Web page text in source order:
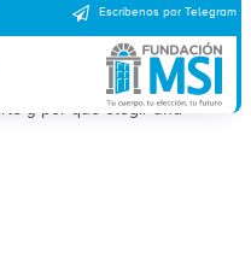
Escríbenos por Telegram
sola en CDMX?
y legal. Conoce qué
y por qué elegir una